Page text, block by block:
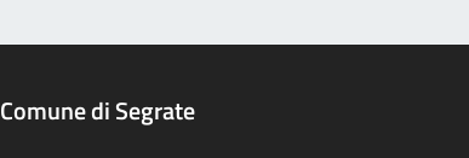
Comune di Segrate